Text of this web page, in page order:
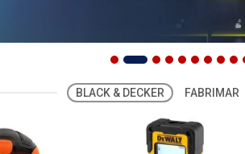
BLACK & DECKER FABRIMAR